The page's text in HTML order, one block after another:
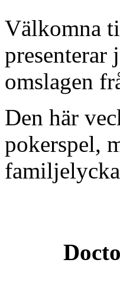
Välkomna
presenterar
omslagen
Den här
pokerspel,